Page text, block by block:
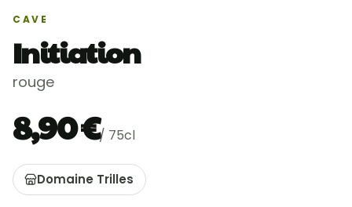
CAVE
Initiation
rouge
8,90 €/ 75cl
Domaine Trilles